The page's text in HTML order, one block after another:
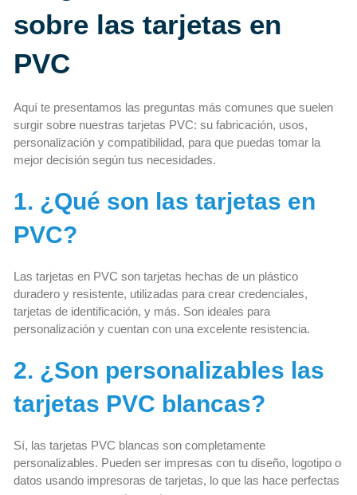
sobre las tarjetas en
PVC
Aquí te presentamos las preguntas más comunes que suelen
surgir sobre nuestras tarjetas PVC: su fabricación, usos,
personalización y compatibilidad, para que puedas tomar la
mejor decisión según tus necesidades.
1. ¿Qué son las tarjetas en
PVC?
Las tarjetas en PVC son tarjetas hechas de un plástico
duradero y resistente, utilizadas para crear credenciales,
tarjetas de identificación, y más. Son ideales para
personalización y cuentan con una excelente resistencia.
2. ¿Son personalizables las
tarjetas PVC blancas?
Sí, las tarjetas PVC blancas son completamente
personalizables. Pueden ser impresas con tu diseño, logotipo o
datos usando impresoras de tarjetas, lo que las hace perfectas